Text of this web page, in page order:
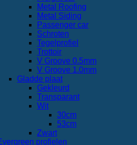
Metal Roofing
Metal Siding
Passenger car
Schroten
Tegelprofiel
Trottoir
V Groove 0.5mm
V Groove 1.0mm
Gladde plaat
Gekleurd
Transparant
Wit
30cm
53cm
Zwart
profielen